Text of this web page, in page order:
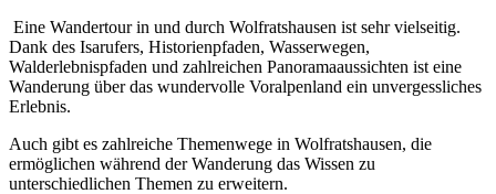
Eine Wandertour in und durch Wolfratshausen ist sehr vielseitig.
Dank des Isarufers, Historienpfaden, Wasserwegen,
Walderlebnispfaden und zahlreichen Panoramaaussichten ist eine
Wanderung über das wundervolle Voralpenland ein unvergessliches
Erlebnis.
Auch gibt es zahlreiche Themenwege in Wolfratshausen, die
ermöglichen während der Wanderung das Wissen zu
unterschiedlichen Themen zu erweitern.